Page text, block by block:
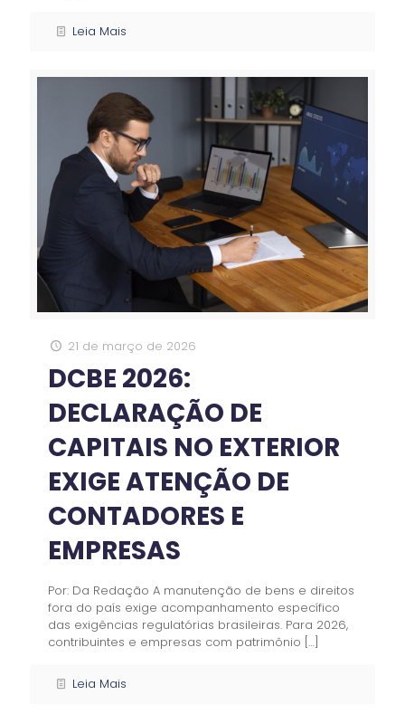
Leia Mais
21 de março de 2026
DCBE 2026:
DECLARAÇÃO DE
CAPITAIS NO EXTERIOR
EXIGE ATENÇÃO DE
CONTADORES E
EMPRESAS
Por: Da Redação A manutenção de bens e direitos
fora do país exige acompanhamento específico
das exigências regulatórias brasileiras. Para 2026,
contribuintes e empresas com patrimônio […]
Leia Mais